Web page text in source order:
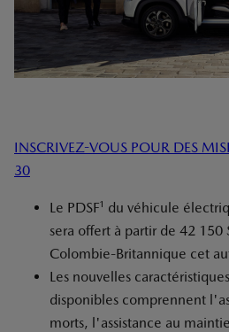
INSCRIVEZ-VOUS POUR DES
30
Le PDSF1 du véhicule
sera offert à partir de 42 150
Colombie-Britannique cet
Les nouvelles
disponibles comprennent
morts, l'assistance au